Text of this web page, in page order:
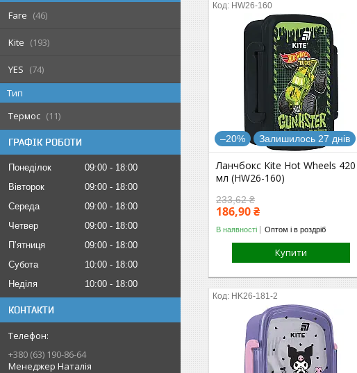
Fare
46
Kite 193
YES
74
Тип
Термос
11
ГРАФІК РОБОТИ
Понеділок 09:00
18:00
Вівторок
09:00
18:00
Середа
09:00
18:00
Четвер
09:00
18:00
Пʼятниця
09:00
18:00
Субота
10:00
18:00
Неділя
10:00 18:00
КОНТАКТИ
+380 (63) 190-86-64
Менеджер Наталія
HW26-160
–20% Залишилось 27 днів
Ланчбокс Kite Hot Wheels 420
мл (HW26-160)
233,62 ₴
186,90 ₴
В наявності Оптом і в роздріб
Купити
HK26-181-2